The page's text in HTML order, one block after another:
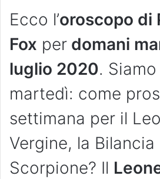
Ecco l’oroscopo di
Fox per domani
luglio 2020.
martedì: come
settimana per il
Vergine, la Bilancia
Scorpione? Il